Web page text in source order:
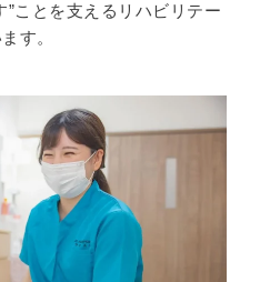
”ことを支えるリハビリテー
す。